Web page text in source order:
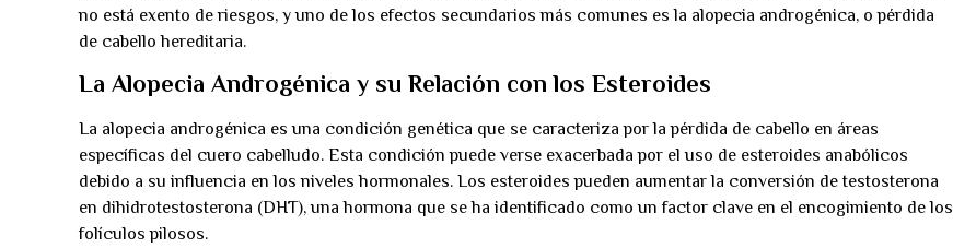
no está exento de riesgos, y uno de los efectos secundarios más comunes es la alopecia androgénica, o pérdida
de cabello hereditaria.
La Alopecia Androgénica y su Relación con los Esteroides
La alopecia androgénica es una condición genética que se caracteriza por la pérdida de cabello en áreas
específicas del cuero cabelludo. Esta condición puede verse exacerbada por el uso de esteroides anabólicos
debido a su influencia en los niveles hormonales. Los esteroides pueden aumentar la conversión de testosterona
en dihidrotestosterona (DHT), una hormona que se ha identificado como un factor clave en el encogimiento de los
folículos pilosos.